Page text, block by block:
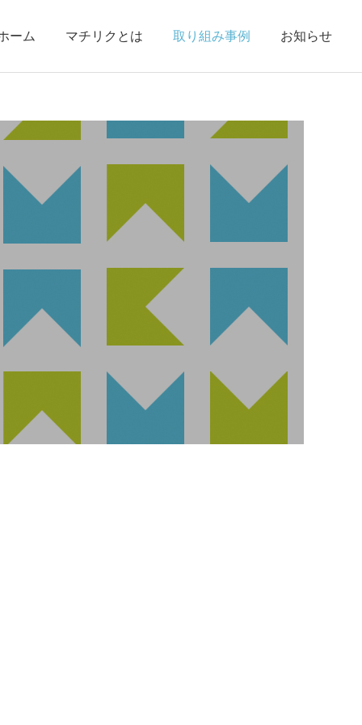
ーム マチリクとは 取り組み事例 お知らせ